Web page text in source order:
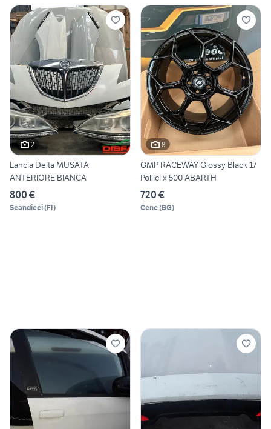
2
Lancia Delta MUSATA
ANTERIORE BIANCA
800 €
Scandicci(FI)
8
GMP RACEWAY Glossy Black 17
Pollici x 500 ABARTH
720 €
Cene(BG)